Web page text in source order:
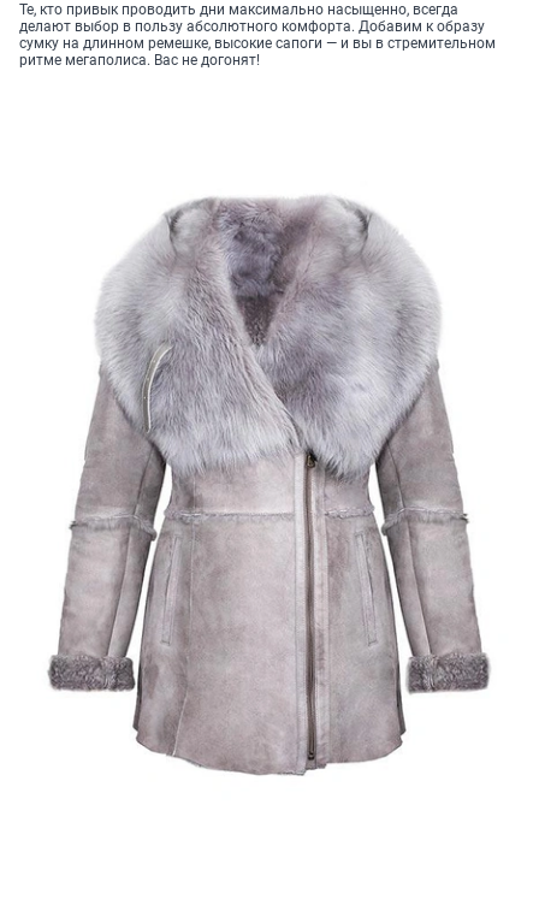
Те, кто привык проводить дни максимально насыщенно, всегда
делают выбор в пользу абсолютного комфорта. Добавим к образу
сумку на длинном ремешке, высокие сапоги — и вы в стремительном
ритме мегаполиса. Вас не догонят!